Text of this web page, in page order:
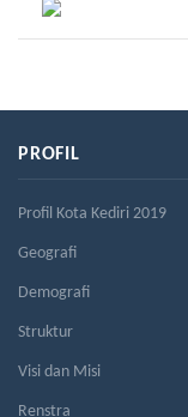
PROFIL
Profil Kota Kediri 2019
Geografi
Demografi
Struktur
Visi dan Misi
Renstra